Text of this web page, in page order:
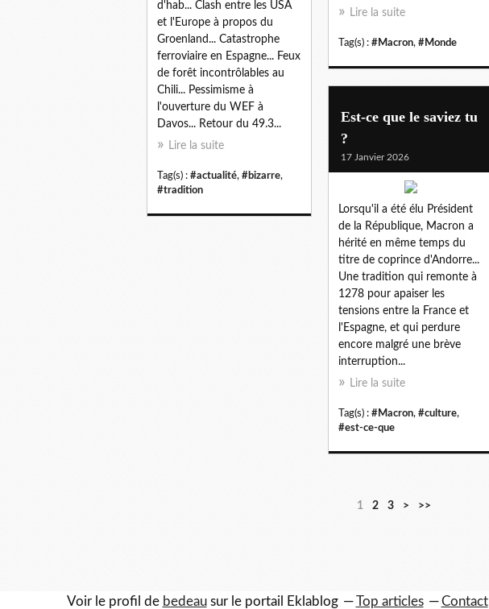
Lire la suite
Tag(s) : #Macron, #Monde
d'hab... Clash entre les USA
et l'Europe à propos du
Groenland... Catastrophe
ferroviaire en Espagne... Feux
de forêt incontrôlables au
Chili... Pessimisme à
l'ouverture du WEF à
Davos... Retour du 49.3...
Lire la suite
Tag(s) : #actualité, #bizarre,
#tradition
Est-ce que le saviez tu
?
17 Janvier 2026
Lorsqu'il a été élu Président
de la République, Macron a
hérité en même temps du
titre de coprince d'Andorre...
Une tradition qui remonte à
1278 pour apaiser les
tensions entre la France et
l'Espagne, et qui perdure
encore malgré une brève
interruption...
Lire la suite
Tag(s) : #Macron, #culture,
#est-ce-que
1 2 3 > >>
Voir le profil de bedeausur le portail Eklablog Top articles Contact